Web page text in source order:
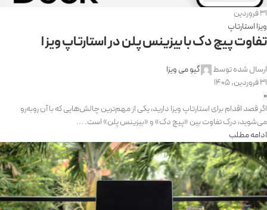
31فروردین
ویزا استارتاپ
تفاوت پیچ دک با بیزینس پلن در استارتاپ ویزا
ارسال شده توسط
گیو می ویزا
31 فروردین, 1405
0
اگر قصد اقدام برای استارتاپ ویزا دارید، یکی از مهم‌ترین چالش‌هایی که با آن روبه‌رو
می‌شوید، درک تفاوت بین «پیچ دک» و «بیزینس پلن» است. ...
ادامه مطلب